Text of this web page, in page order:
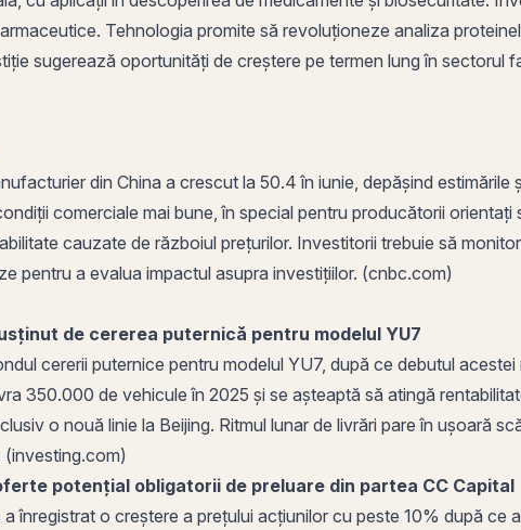
Tehnologia promite să revoluționeze analiza
sugerează oportunități de creștere pe termen lung în sectorul
din China a crescut la 50.4 în iunie, depășind
comerciale mai bune, în special pentru producătorii
cauzate de războiul prețurilor. Investitorii trebuie să
pentru a evalua impactul asupra investițiilor. (cnbc.com)
de cererea puternică pentru modelul YU7
cererii puternice pentru modelul YU7, după ce debutul
350.000 de vehicule în 2025 și se așteaptă să atingă
o nouă linie la Beijing. Ritmul lunar de livrări pare în ușoară
(investing.com)
potențial obligatorii de preluare din partea CC Capital
înregistrat o creștere a prețului acțiunilor cu peste 10% după ce